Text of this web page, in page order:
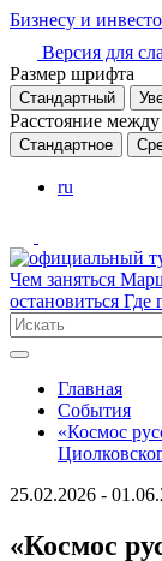
Бизнесу и
Версия для
Размер шрифта
Стандартный
Расстояние
Стандартное
ru
Чем заняться
остановиться Где
Главная
События
«Космос
25.02.2026 -
«Космос